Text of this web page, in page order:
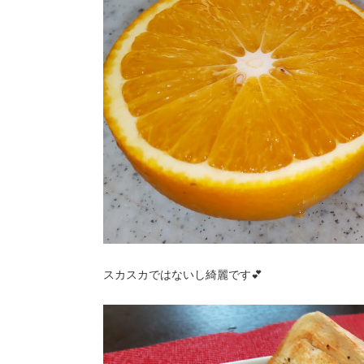
スカスカではないし綺麗です💕